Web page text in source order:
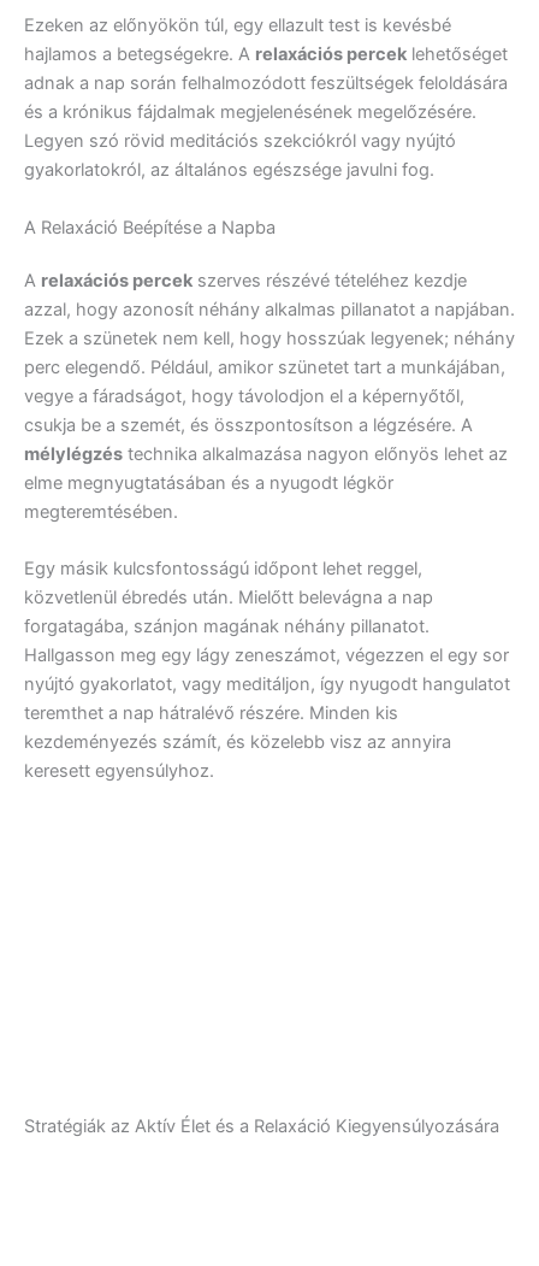
Ezeken az előnyökön túl, egy ellazult test is kevésbé
hajlamos a betegségekre. A relaxációs percek lehetőséget
adnak a nap során felhalmozódott feszültségek feloldására
és a krónikus fájdalmak megjelenésének megelőzésére.
Legyen szó rövid meditációs szekciókról vagy nyújtó
gyakorlatokról, az általános egészsége javulni fog.
A Relaxáció Beépítése a Napba
A relaxációs percek szerves részévé tételéhez kezdje
azzal, hogy azonosít néhány alkalmas pillanatot a napjában.
Ezek a szünetek nem kell, hogy hosszúak legyenek; néhány
perc elegendő. Például, amikor szünetet tart a munkájában,
vegye a fáradságot, hogy távolodjon el a képernyőtől,
csukja be a szemét, és összpontosítson a légzésére. A
mélylégzés technika alkalmazása nagyon előnyös lehet az
elme megnyugtatásában és a nyugodt légkör
megteremtésében.
Egy másik kulcsfontosságú időpont lehet reggel,
közvetlenül ébredés után. Mielőtt belevágna a nap
forgatagába, szánjon magának néhány pillanatot.
Hallgasson meg egy lágy zeneszámot, végezzen el egy sor
nyújtó gyakorlatot, vagy meditáljon, így nyugodt hangulatot
teremthet a nap hátralévő részére. Minden kis
kezdeményezés számít, és közelebb visz az annyira
keresett egyensúlyhoz.
Stratégiák az Aktív Élet és a Relaxáció Kiegyensúlyozására